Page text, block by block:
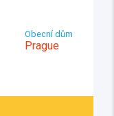
Obecní dům
Prague